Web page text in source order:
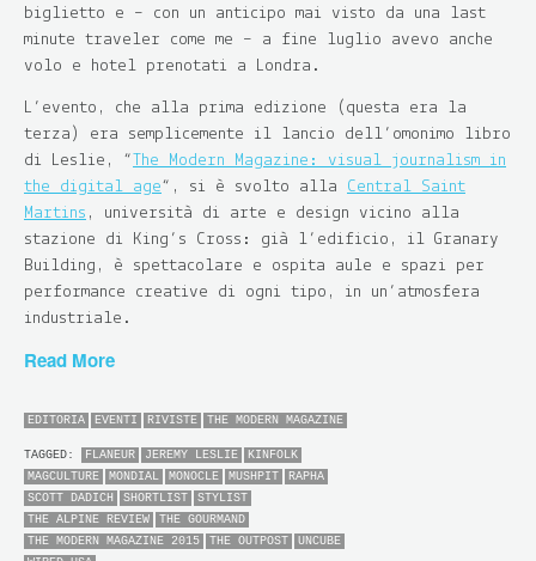
biglietto e – con un anticipo mai visto da una last
minute traveler come me – a fine luglio avevo anche
volo e hotel prenotati a Londra.
L’evento, che alla prima edizione (questa era la
terza) era semplicemente il lancio dell’omonimo libro
di Leslie, “The Modern Magazine: visual journalism in
the digital age“, si è svolto alla Central Saint
Martins , università di arte e design vicino alla
stazione di King’s Cross: già l’edificio, il Granary
Building, è spettacolare e ospita aule e spazi per
performance creative di ogni tipo, in un’atmosfera
industriale.
Read More
EDITORIA EVENTI RIVISTE THE MODERN MAGAZINE
TAGGED: FLANEUR JEREMY LESLIE
KINFOLK
MAGCULTURE
MONDIAL MONOCLE MUSHPIT
RAPHA
SCOTT DADICH
SHORTLIST
STYLIST
THE ALPINE REVIEW
THE GOURMAND
THE MODERN MAGAZINE 2015
THE OUTPOST
UNCUBE